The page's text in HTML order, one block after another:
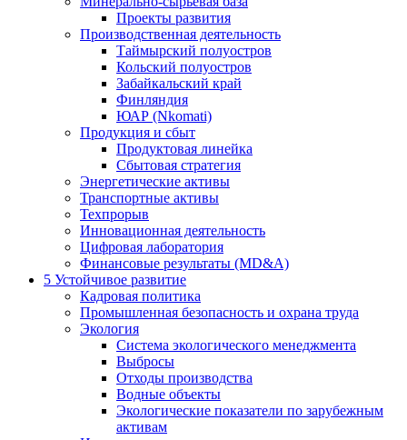
Проекты развития
Производственная деятельность
Таймырский полуостров
Кольский полуостров
Забайкальский край
Финляндия
ЮАР (Nkomati)
Продукция и сбыт
Продуктовая линейка
Сбытовая стратегия
Энергетические активы
Транспортные активы
Техпрорыв
Инновационная деятельность
Цифровая лаборатория
Финансовые результаты (MD&A)
5 Устойчивое развитие
Кадровая политика
Промышленная безопасность и охрана труда
Экология
Система экологического менеджмента
Выбросы
Отходы производства
Водные объекты
Экологические показатели по зарубежным
активам